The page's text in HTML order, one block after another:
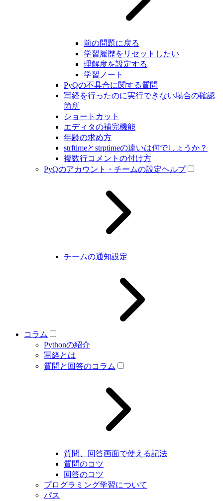
前の問題に戻る
学習履歴をリセットしたい
理解度を設定する
学習ノート
PyQの不具合に関する質問
写経を行ったのに実行できない場合の確認
箇所
ショートカット
エディタの補完機能
年齢の求め方
strftimeとstrptimeの違いは何でしょうか？
複数行コメントの付け方
PyQのアカウント・チームの設定ヘルプ
チームの通知設定
コラム
Pythonの紹介
写経とは
質問と回答のコラム
質問、回答画面で使える記法
質問のコツ
回答のコツ
プログラミング学習について
パス